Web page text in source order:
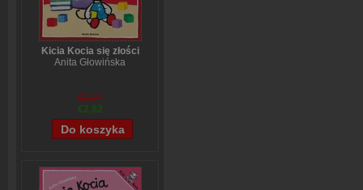
Kicia Kocia się złości
Anita Głowińska
€3,47
€2,82